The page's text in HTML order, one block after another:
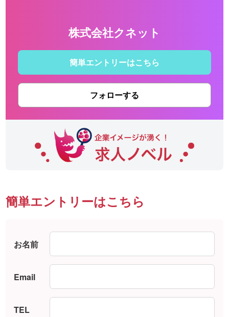
株式会社クネット
簡単エントリーはこちら
フォローする
簡単エントリーはこちら
お名前
Email
TEL